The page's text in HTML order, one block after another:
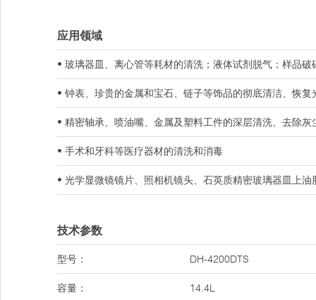
应用领域
• 玻璃器皿、离心管等耗材的清洗；液体试剂脱气；样品破
• 钟表、珍贵的金属和宝石、链子等饰品的彻底清洁、恢复
• 精密轴承、喷油嘴、金属及塑料工件的深层清洗、去除灰
• 手术和牙科等医疗器材的清洗和消毒
• 光学显微镜镜片、照相机镜头、石英质精密玻璃器皿上油
技术参数
型号： DH-4200DTS
容量： 14.4L